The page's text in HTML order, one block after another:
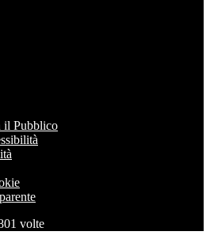
il Pubblico
volte